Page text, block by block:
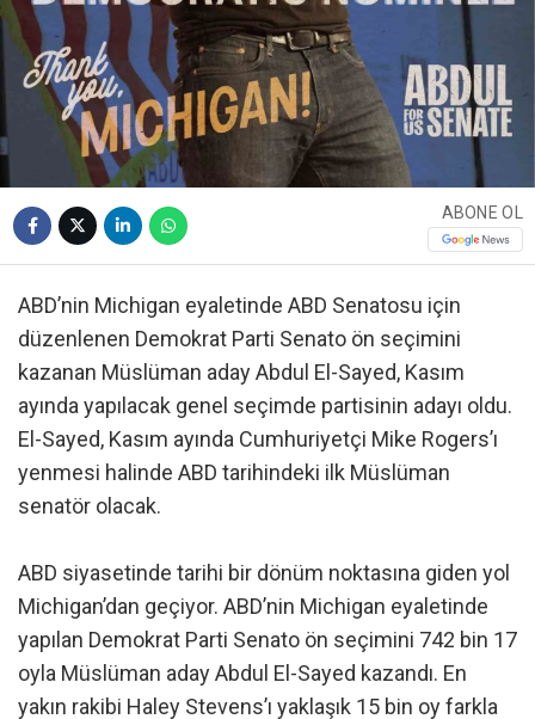
ABONE OL
ABD’nin Michigan eyaletinde ABD Senatosu için
düzenlenen Demokrat Parti Senato ön seçimini
kazanan Müslüman aday Abdul El-Sayed, Kasım
ayında yapılacak genel seçimde partisinin adayı oldu.
El-Sayed, Kasım ayında Cumhuriyetçi Mike Rogers’ı
yenmesi halinde ABD tarihindeki ilk Müslüman
senatör olacak.
ABD siyasetinde tarihi bir dönüm noktasına giden yol
Michigan’dan geçiyor. ABD’nin Michigan eyaletinde
yapılan Demokrat Parti Senato ön seçimini 742 bin 17
oyla Müslüman aday Abdul El-Sayed kazandı. En
yakın rakibi Haley Stevens’ı yaklaşık 15 bin oy farkla